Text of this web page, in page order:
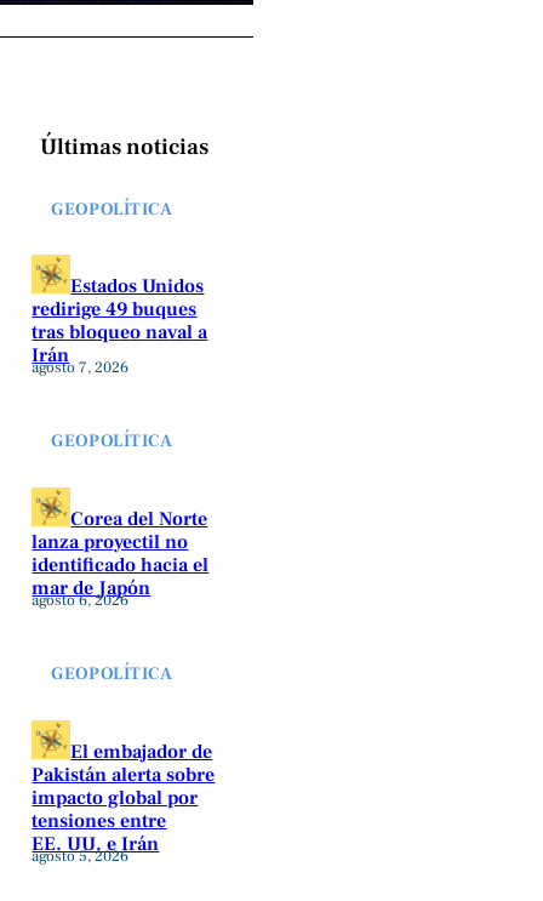
Últimas noticias
GEOPOLÍTICA
Estados Unidos
redirige 49 buques
tras bloqueo naval a
Irán
agosto 7, 2026
GEOPOLÍTICA
Corea del Norte
lanza proyectil no
identificado hacia el
mar de Japón
agosto 6, 2026
GEOPOLÍTICA
El embajador de
Pakistán alerta sobre
impacto global por
tensiones entre
EE. UU. e Irán
agosto 5, 2026